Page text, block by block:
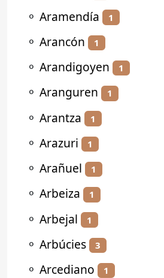
⚬ Aramendía 1
⚬ Arancón 1
⚬ Arandigoyen 1
⚬ Aranguren 1
⚬ Arantza 1
⚬ Arazuri 1
⚬ Arañuel 1
⚬ Arbeiza 1
⚬ Arbejal 1
⚬ Arbúcies 3
⚬ Arcediano 1